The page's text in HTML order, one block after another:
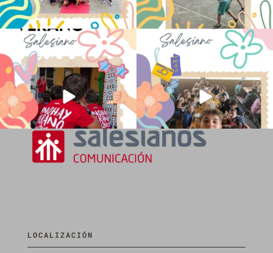
No hay verano sin que sea Salesiano ❤️
💫 en Luz 4
...
0
viviendo la alegría en el campamento
...
LOCALIZACIÓN